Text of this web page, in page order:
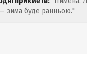
зима буде ранньою."